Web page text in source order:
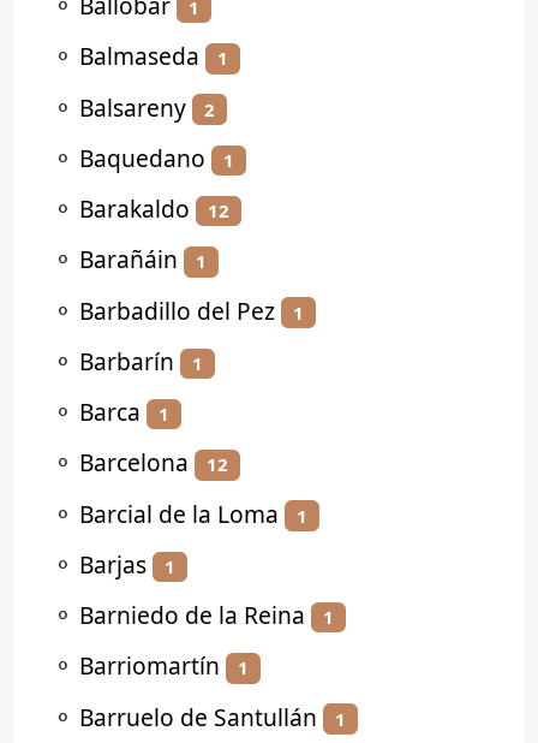
1
⚬ Balmaseda 1
⚬ Balsareny 2
⚬ Baquedano 1
⚬ Barakaldo 12
⚬ Barañáin 1
⚬ Barbadillo del Pez 1
⚬ Barbarín 1
⚬ Barca 1
⚬ Barcelona 12
⚬ Barcial de la Loma 1
⚬ Barjas 1
⚬ Barniedo de la Reina 1
⚬ Barriomartín 1
⚬ Barruelo de Santullán 1